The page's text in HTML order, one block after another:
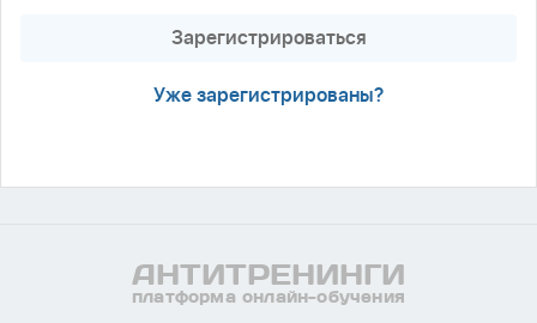
Зарегистрироваться
Уже зарегистрированы?
АНТИТРЕНИНГИ
платформа онлайн-обучения